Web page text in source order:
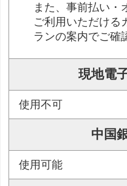
また、事前払い・
ご利用いただける
ランの案内でご確
現地電
使用不可
中国
使用可能